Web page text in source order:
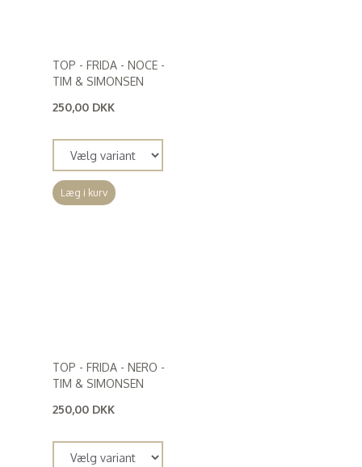
TOP - FRIDA - NOCE -
TIM & SIMONSEN
250,00 DKK
Læg i kurv
TOP - FRIDA - NERO -
TIM & SIMONSEN
250,00 DKK